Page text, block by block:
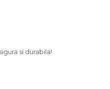
si durabila!